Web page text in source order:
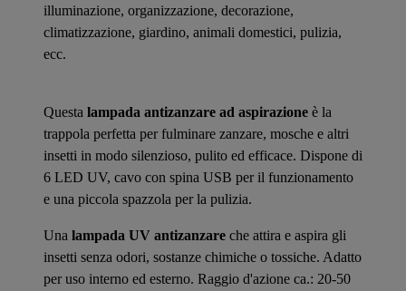
illuminazione, organizzazione, decorazione,
climatizzazione, giardino, animali domestici, pulizia,
ecc.
Questa lampada antizanzare ad aspirazione è la
trappola perfetta per fulminare zanzare, mosche e altri
insetti in modo silenzioso, pulito ed efficace. Dispone di
6 LED UV, cavo con spina USB per il funzionamento
e una piccola spazzola per la pulizia.
Una lampada UV antizanzare che attira e aspira gli
insetti senza odori, sostanze chimiche o tossiche. Adatto
per uso interno ed esterno. Raggio d'azione ca.: 20-50